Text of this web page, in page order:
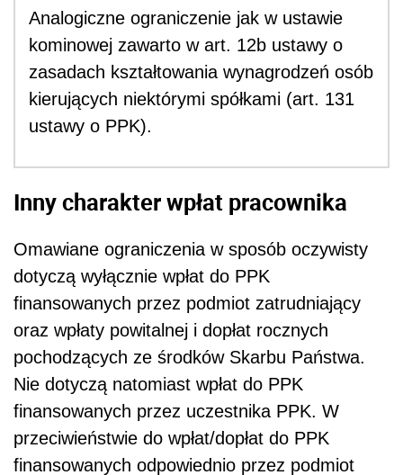
Analogiczne ograniczenie jak w ustawie
kominowej zawarto w art. 12b ustawy o
zasadach kształtowania wynagrodzeń osób
kierujących niektórymi spółkami (art. 131
ustawy o PPK).
Inny charakter wpłat pracownika
Omawiane ograniczenia w sposób oczywisty
dotyczą wyłącznie wpłat do PPK
finansowanych przez podmiot zatrudniający
oraz wpłaty powitalnej i dopłat rocznych
pochodzących ze środków Skarbu Państwa.
Nie dotyczą natomiast wpłat do PPK
finansowanych przez uczestnika PPK. W
przeciwieństwie do wpłat/dopłat do PPK
finansowanych odpowiednio przez podmiot